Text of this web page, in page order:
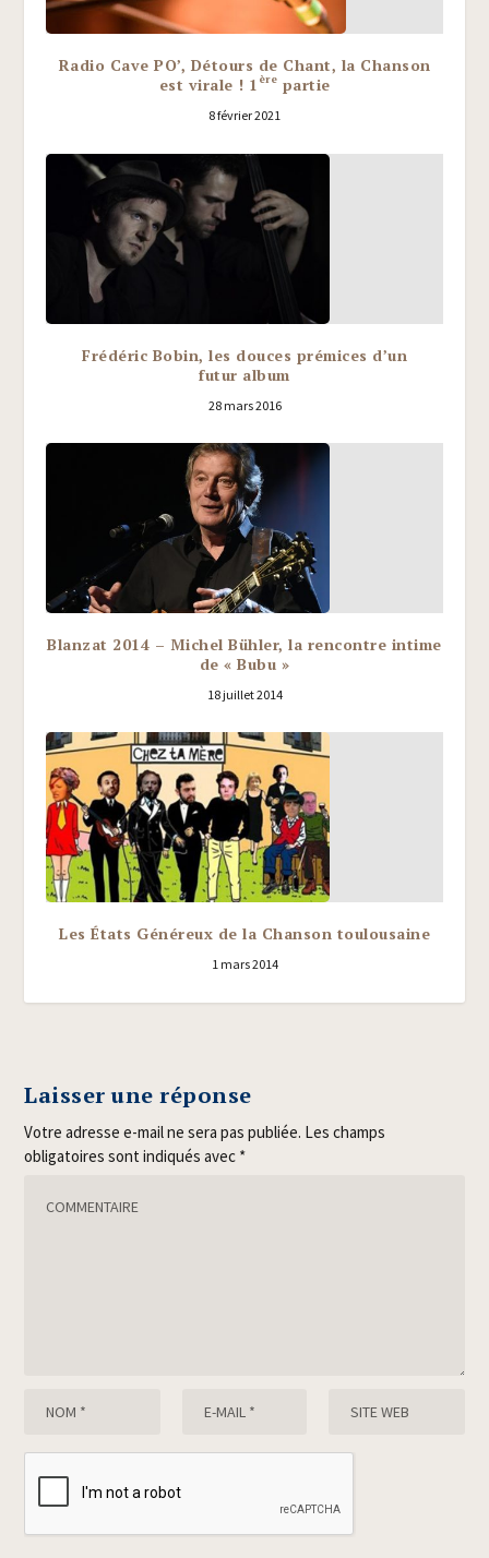
Radio Cave PO’, Détours de Chant, la Chanson
est virale ! 1 ère partie
8 février 2021
Frédéric Bobin, les douces prémices d’un
futur album
28 mars 2016
Blanzat 2014 – Michel Bühler, la rencontre intime
de « Bubu »
18 juillet 2014
Les États Généreux de la Chanson toulousaine
1 mars 2014
Laisser une réponse
Votre adresse e-mail ne sera pas publiée. Les champs
obligatoires sont indiqués avec *